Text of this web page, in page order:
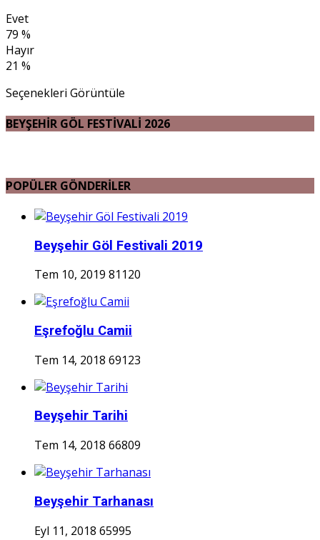
Evet
79 %
Hayır
21 %
Seçenekleri Görüntüle
BEYŞEHİR GÖL FESTİVALİ 2026
POPÜLER GÖNDERİLER
Beyşehir Göl Festivali 2019
Tem 10, 2019 81120
Eşrefoğlu Camii
Tem 14, 2018 69123
Beyşehir Tarihi
Tem 14, 2018 66809
Beyşehir Tarhanası
Eyl 11, 2018 65995